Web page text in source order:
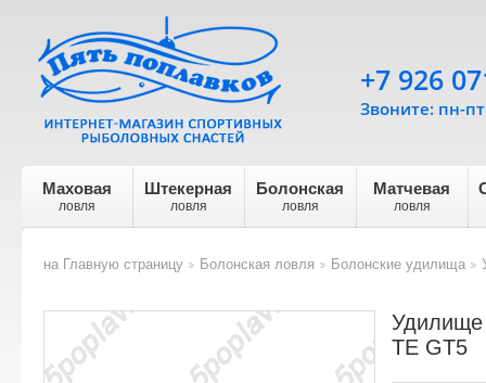
Маховая
ловля
Штекерная
ловля
Болонская
ловля
Матчевая
ловля
+7 926
Звоните: пн-
на Главную страницу
Болонская ловля
Болонские удилища
Удилище
TE GT5